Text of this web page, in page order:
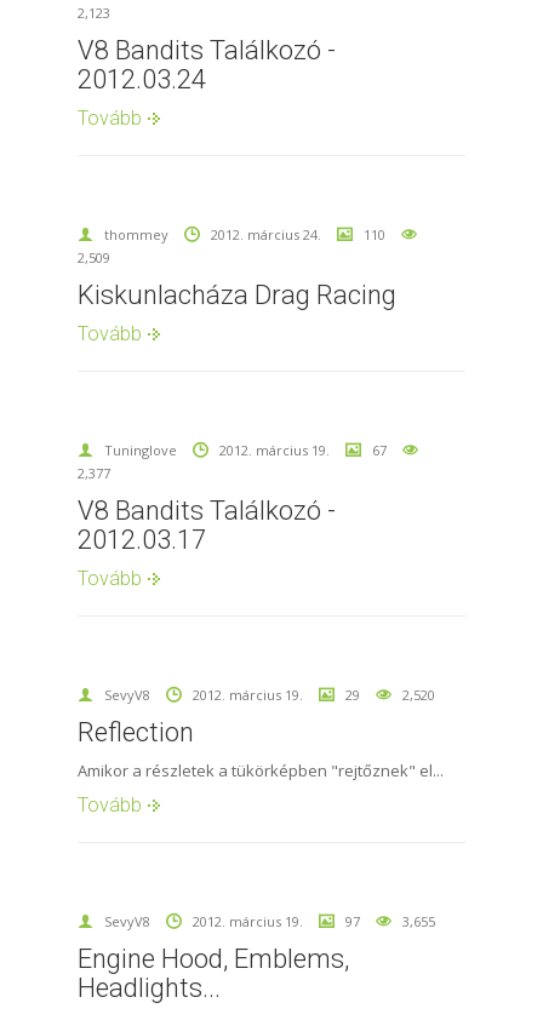
2,123
V8 Bandits Találkozó -
2012.03.24
Tovább
thommey 2012. március 24.
110
2,509
Kiskunlacháza Drag Racing
Tovább
Tuninglove 2012. március 19.
67
2,377
V8 Bandits Találkozó -
2012.03.17
Tovább
SevyV8 2012. március 19. 29 2,520
Reflection
Amikor a részletek a tükörképben "rejtőznek" el...
Tovább
SevyV8 2012. március 19. 97 3,655
Engine Hood, Emblems,
Headlights...